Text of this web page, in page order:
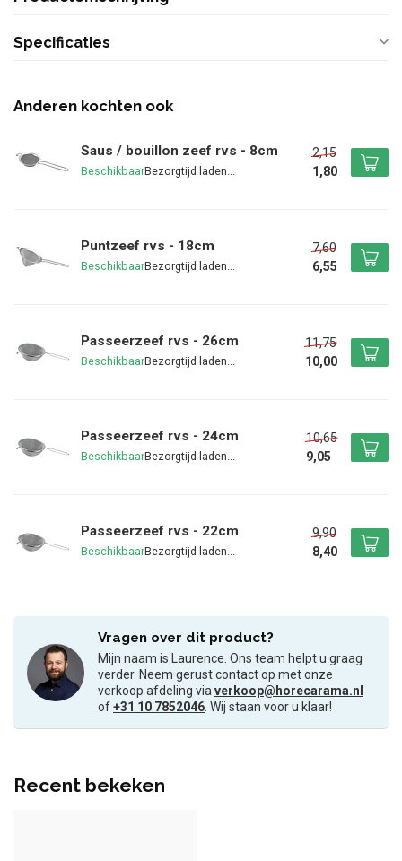
Specificaties
Anderen kochten ook
Saus / bouillon zeef rvs - 8cm
Beschikbaar
2,15
1,80
Puntzeef rvs - 18cm
Beschikbaar
7,60
6,55
Passeerzeef rvs - 26cm
Beschikbaar
11,75
10,00
Passeerzeef rvs - 24cm
Beschikbaar
10,65
9,05
Passeerzeef rvs - 22cm
Beschikbaar
9,90
8,40
Vragen over dit product?
Mijn naam is Laurence. Ons team helpt u graag
verder. Neem gerust contact op met onze
verkoop afdeling viaverkoop@horecarama.nl
of+31 10 7852046. Wij staan voor u klaar!
Recent bekeken